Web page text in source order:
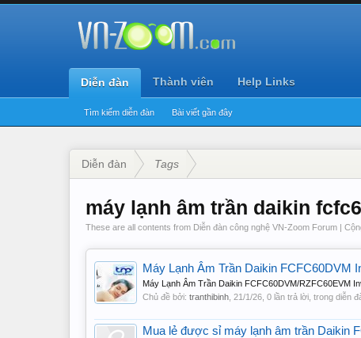
Diễn đàn
Tìm kiếm diễn đàn Bài viết gần đây
Thành viên Help Links
Diễn đàn Tags
máy lạnh âm trần daikin
These are all contents from Diễn đàn công nghệ VN-Zoom Forum |
Máy Lạnh Âm Trần Daikin FCFC60DVM
Máy Lạnh Âm Trần Daikin FCFC60DVM/RZFC60EVM
Chủ đề bởi: tranthibinh 21/1/26 , 0 lần trả lời, trong diễn
Mua lẻ được sỉ máy lạnh âm trần Daikin